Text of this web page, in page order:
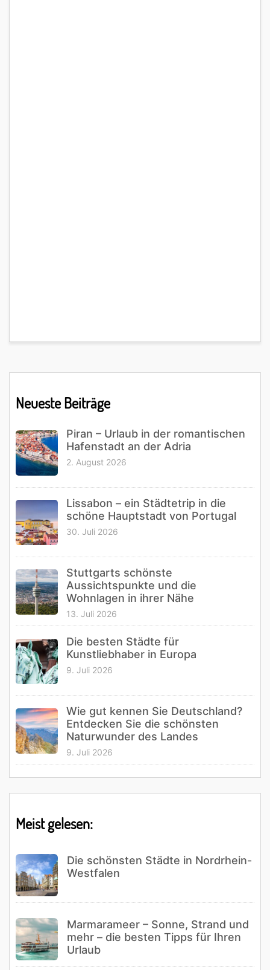
Sidebar
Neueste Beiträge
Piran – Urlaub in der romantischen
Hafenstadt an der Adria
2. August 2026
Lissabon – ein Städtetrip in die
schöne Hauptstadt von Portugal
30. Juli 2026
Stuttgarts schönste
Aussichtspunkte und die
Wohnlagen in ihrer Nähe
13. Juli 2026
Die besten Städte für
Kunstliebhaber in Europa
9. Juli 2026
Wie gut kennen Sie Deutschland?
Entdecken Sie die schönsten
Naturwunder des Landes
9. Juli 2026
Meist gelesen:
Die schönsten Städte in Nordrhein-
Westfalen
Marmarameer – Sonne, Strand und
mehr – die besten Tipps für Ihren
Urlaub